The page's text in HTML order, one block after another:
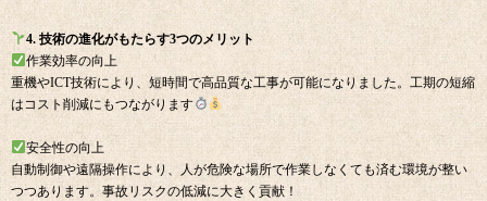
4. 技術の進化がもたらす3つのメリット
作業効率の向上
重機やICT技術により、短時間で高品質な工事が可能になりました。工期の短縮
はコスト削減にもつながります
安全性の向上
自動制御や遠隔操作により、人が危険な場所で作業しなくても済む環境が整い
つつあります。事故リスクの低減に大きく貢献！